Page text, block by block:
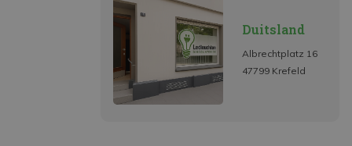
Duitsland
Albrechtplatz 16
47799 Krefeld